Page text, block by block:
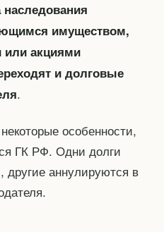
имуществом,
акциями
и долговые
.
особенности,
ГК РФ. Одни долги
другие аннулируются в